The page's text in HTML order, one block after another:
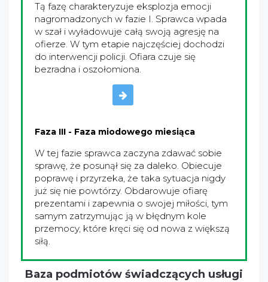
Tą fazę charakteryzuje eksplozja emocji
nagromadzonych w fazie I. Sprawca wpada
w szał i wyładowuje całą swoją agresję na
ofierze. W tym etapie najczęściej dochodzi
do interwencji policji. Ofiara czuje się
bezradna i oszołomiona.
Faza III - Faza miodowego miesiąca
W tej fazie sprawca zaczyna zdawać sobie
sprawę, że posunął się za daleko. Obiecuje
poprawę i przyrzeka, że taka sytuacja nigdy
już się nie powtórzy. Obdarowuje ofiarę
prezentami i zapewnia o swojej miłości, tym
samym zatrzymując ją w błędnym kole
przemocy, które kręci się od nowa z większą
siłą.
Baza podmiotów świadczących usługi